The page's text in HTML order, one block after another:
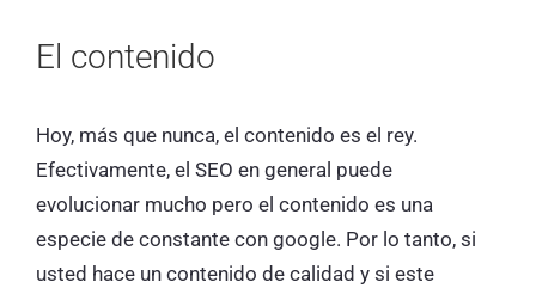
El contenido
Hoy, más que nunca, el contenido es el rey.
Efectivamente, el SEO en general puede
evolucionar mucho pero el contenido es una
especie de constante con google. Por lo tanto, si
usted hace un contenido de calidad y si este